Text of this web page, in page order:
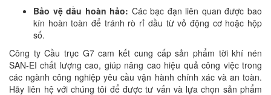
Bảo vệ dầu hoàn hảo: Các bạc đạn liên quan được bao
kín hoàn toàn để tránh rò rỉ dầu từ vỏ động cơ hoặc hộp
số.
Công ty Cầu trục G7 cam kết cung cấp sản phẩm tời khí nén
SAN-EI chất lượng cao, giúp nâng cao hiệu quả công việc trong
các ngành công nghiệp yêu cầu vận hành chính xác và an toàn.
Hãy liên hệ với chúng tôi để được tư vấn và lựa chọn sản phẩm